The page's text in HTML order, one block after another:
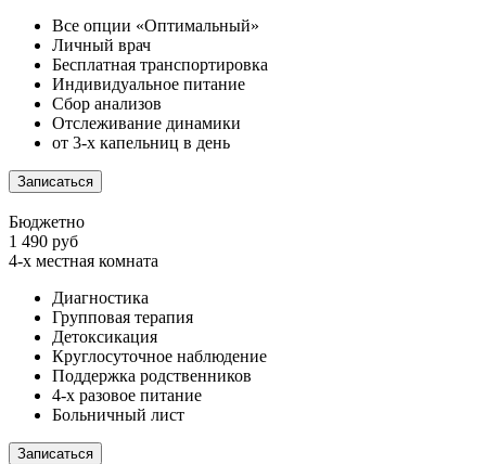
Все опции «Оптимальный»
Личный врач
Бесплатная транспортировка
Индивидуальное питание
Сбор анализов
Отслеживание динамики
от 3-х капельниц в день
Записаться
Бюджетно
1 490 руб
4-х местная комната
Диагностика
Групповая терапия
Детоксикация
Круглосуточное наблюдение
Поддержка родственников
4-х разовое питание
Больничный лист
Записаться